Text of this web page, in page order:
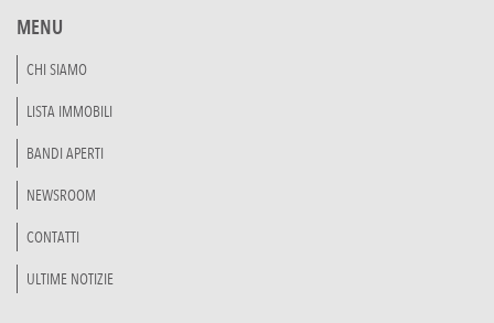
MENU
CHI SIAMO
LISTA IMMOBILI
BANDI APERTI
NEWSROOM
CONTATTI
ULTIME NOTIZIE